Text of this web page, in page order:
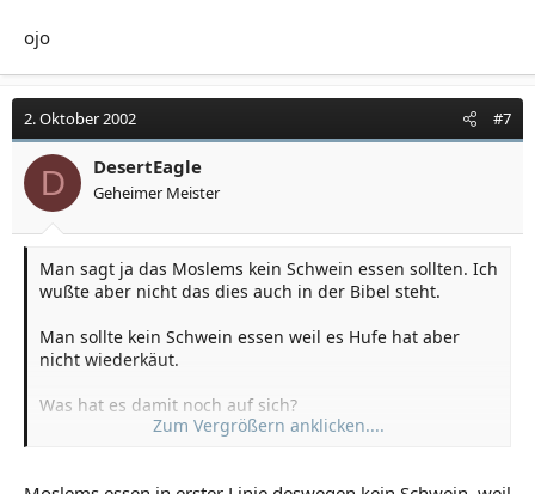
ojo
2. Oktober 2002 #7
D DesertEagle
Geheimer Meister
Man sagt ja das Moslems kein Schwein essen sollten. Ich
wußte aber nicht das dies auch in der Bibel steht.
Man sollte kein Schwein essen weil es Hufe hat aber
nicht wiederkäut.
Was hat es damit noch auf sich?
Zum Vergrößern anklicken....